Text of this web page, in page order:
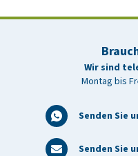
Wir sind
Montag bis
Senden Sie
Senden Sie